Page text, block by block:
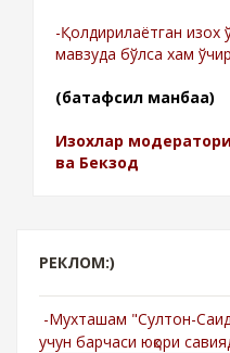
-Қолдирилаётган изох
мавзуда бўлса хам
(батафсил манбаа)
Изохлар
ва Бекзод
РЕКЛОМ:)
-Мухташам "Султон-
учун барчаси юқори